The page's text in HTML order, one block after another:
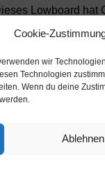
Cookie-
wir
Technologien
Wenn du deine
Ablehnen
Lowboard
bietet dieser
Holzmaserung.
besonders